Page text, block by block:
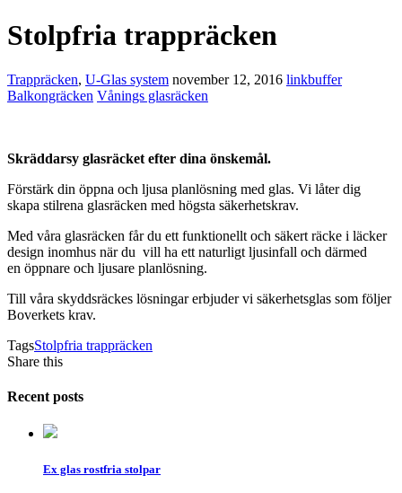
Stolpfria trappräcken
Trappräcken, U-Glas system november 12, 2016 linkbuffer
Balkongräcken Vånings glasräcken
Skräddarsy glasräcket efter dina önskemål.
Förstärk din öppna och ljusa planlösning med glas. Vi låter dig
skapa stilrena glasräcken med högsta säkerhetskrav.
Med våra glasräcken får du ett funktionellt och säkert räcke i läcker
design inomhus när du vill ha ett naturligt ljusinfall och därmed
en öppnare och ljusare planlösning.
Till våra skyddsräckes lösningar erbjuder vi säkerhetsglas som följer
Boverkets krav.
TagsStolpfria trappräcken
Share this
Recent posts
Ex glas rostfria stolpar